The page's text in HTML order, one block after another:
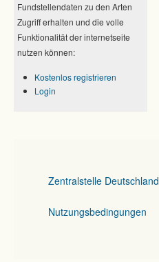
Fundstellendaten zu den Arten
Zugriff erhalten und die volle
Funktionalität der internetseite
nutzen können:
Kostenlos registrieren
Login
Zentralstelle Deutschland
Nutzungsbedingungen